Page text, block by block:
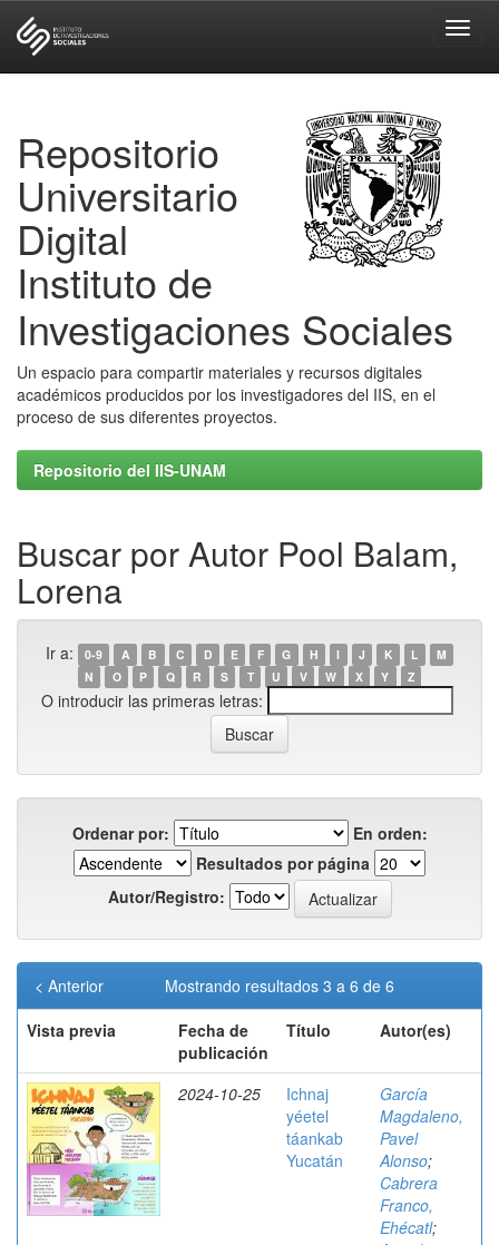
Repositorio
Universitario
Digital
Instituto de
Investigaciones Sociales
Un espacio para compartir materiales y recursos digitales
académicos producidos por los investigadores del IIS, en el
proceso de sus diferentes proyectos.
Repositorio del IIS-UNAM
Buscar por Autor Pool Balam,
Lorena
Ir a: 0-9 A B C D E F G H I J K L
M
N
O P Q R S T U V W X Y Z
O introducir las primeras letras:
Ordenar por:
En orden:
Resultados por página
Autor/Registro:
Mostrando resultados 3 a 6 de 6
< Anterior
Vista previa
Fecha de
publicación
Título Autor(es)
2024-10-25
Ichnaj
yéetel
táankab
Yucatán
García
Magdaleno,
Pavel
Alonso;
Cabrera
Franco,
Ehécatl;